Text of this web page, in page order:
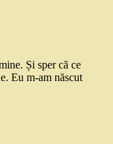
Și sper că ce
Eu m-am născut